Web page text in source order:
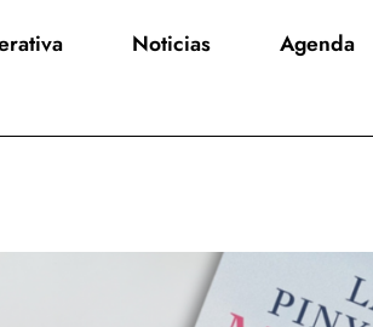
Noticias Agenda